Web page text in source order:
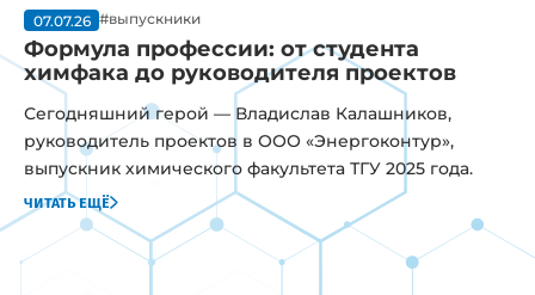
07.07.26 #выпускники
Формула профессии: от студента
химфака до руководителя проектов
Сегодняшний герой — Владислав Калашников,
руководитель проектов в ООО «Энергоконтур»,
выпускник химического факультета ТГУ 2025 года.
читать ещё